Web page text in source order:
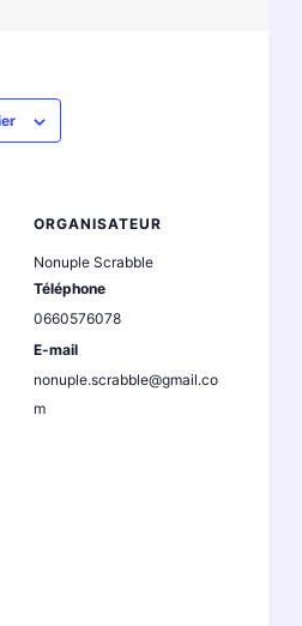
ORGANISATEUR
Nonuple Scrabble
Téléphone
0660576078
E-mail
nonuple.scrabble@gmail.co
m